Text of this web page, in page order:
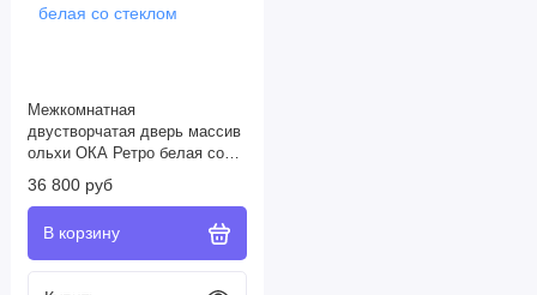
Межкомнатная
двустворчатая дверь массив
ольхи ОКА Ретро белая со
стеклом
36 800 руб